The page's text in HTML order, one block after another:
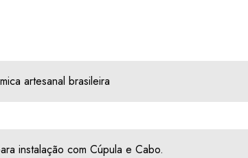
artesanal brasileira
instalação com Cúpula e Cabo.